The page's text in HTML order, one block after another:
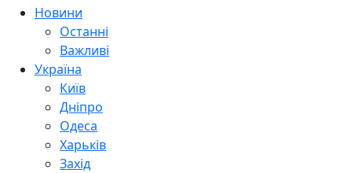
Новини
Останні
Важливі
Україна
Київ
Дніпро
Одеса
Харьків
Захід